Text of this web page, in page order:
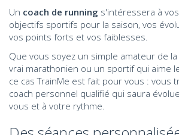
Un coach de running s'intéressera à
objectifs sportifs pour la saison, vos
vos points forts et vos faiblesses.
Que vous soyez un simple amateur de
vrai marathonien ou un sportif qui aime
ce cas TrainMe est fait pour vous : vous
coach personnel qualifié qui saura
vous et à votre rythme.